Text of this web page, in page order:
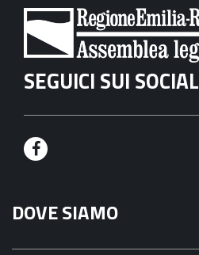
SEGUICI SUI SOCIAL
F
c
e
DOVE SIAMO